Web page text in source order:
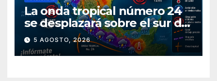
La onda tropical número 24
se desplazará sobre el sur del
territorio nacional
5 AGOSTO, 2026